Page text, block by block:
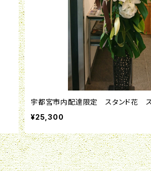
宇都宮市内配達限定 スタンド花 ス
¥25,300